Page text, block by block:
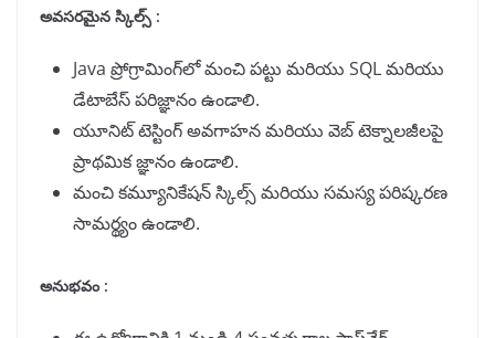
అవసరమైన స్కిల్స్ :
Java ప్రోగ్రామింగ్‌లో మంచి పట్టు మరియు SQL మరియు
డేటాబేస్ పరిజ్ఞానం ఉండాలి.
యూనిట్ టెస్టింగ్ అవగాహన మరియు వెబ్ టెక్నాలజీలపై
ప్రాథమిక జ్ఞానం ఉండాలి.
మంచి కమ్యూనికేషన్ స్కిల్స్ మరియు సమస్య పరిష్కరణ
సామర్థ్యం ఉండాలి.
అనుభవం :